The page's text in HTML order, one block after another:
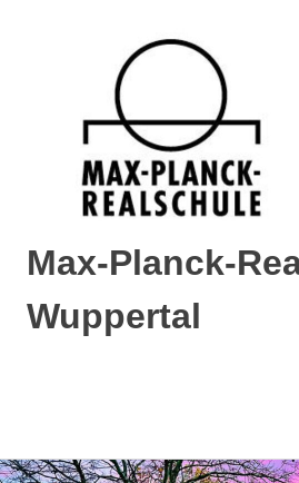
Zum
Max-Planck-
Wuppertal